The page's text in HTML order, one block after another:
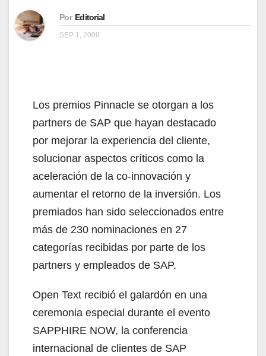
Por Editorial
SEP 1, 2009
Los premios Pinnacle se otorgan a los
partners de SAP que hayan destacado
por mejorar la experiencia del cliente,
solucionar aspectos críticos como la
aceleración de la co-innovación y
aumentar el retorno de la inversión. Los
premiados han sido seleccionados entre
más de 230 nominaciones en 27
categorías recibidas por parte de los
partners y empleados de SAP.
Open Text recibió el galardón en una
ceremonia especial durante el evento
SAPPHIRE NOW, la conferencia
internacional de clientes de SAP